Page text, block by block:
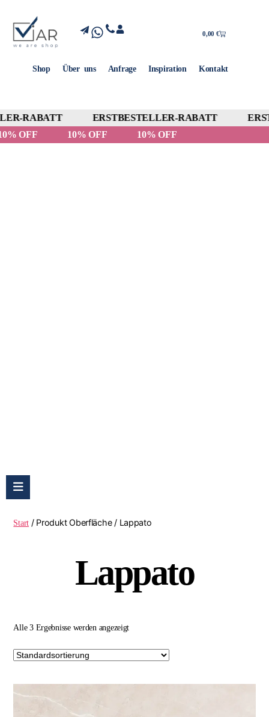
0,00 €
Shop Über uns Anfrage Inspiration Kontakt
RABATT ERSTBESTELLER-RABATT
10% OFF
10% OFF 10% OFF
Start / Produkt Oberfläche / Lappato
Lappato
Alle 3 Ergebnisse werden angezeigt